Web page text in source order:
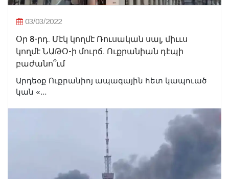
03/03/2022
Օր 8-րդ. Մէկ կողմէ Ռուսական սալ, միււս
կողմէ ՆԱԹՕ-ի մուրճ. Ուքրանիան դէպի
բաժանո՞ւմ
Արդեօք Ուքրանիոյ ապագային հետ կապուած
կան «...